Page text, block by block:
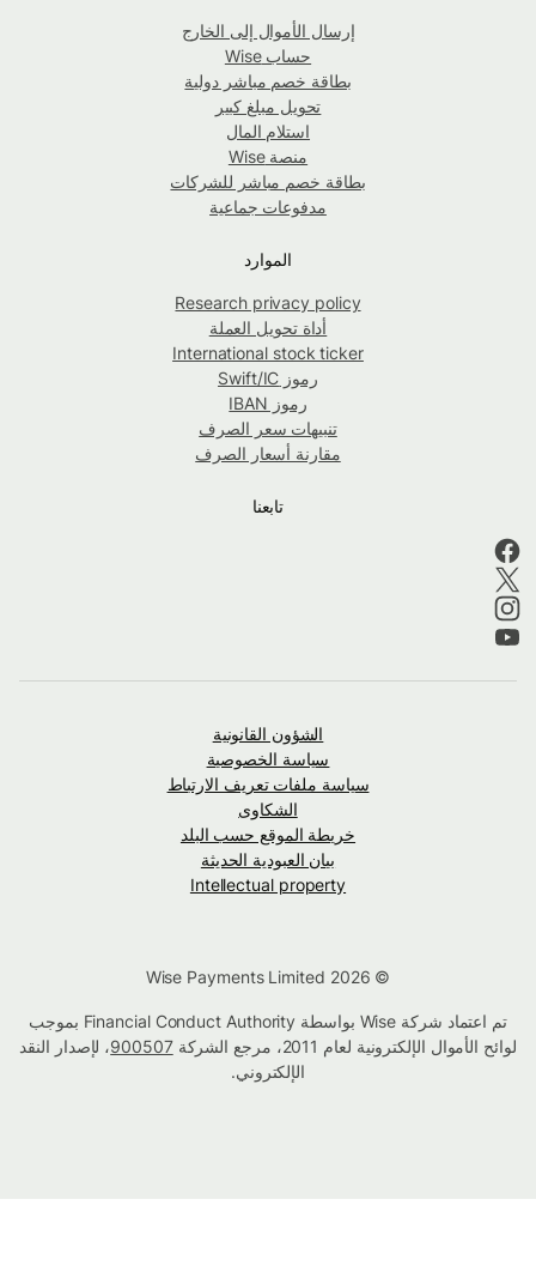
إرسال الأموال إلى الخارج
حساب Wise
بطاقة خصم مباشر دولية
تحويل مبلغ كبير
استلام المال
منصة Wise
بطاقة خصم مباشر للشركات
مدفوعات جماعية
الموارد
Research privacy policy
أداة تحويل العملة
International stock ticker
رموز Swift/IC
رموز IBAN
تنبيهات سعر الصرف
مقارنة أسعار الصرف
تابعنا
الشؤون القانونية
سياسة الخصوصية
سياسة ملفات تعريف الارتباط
الشكاوى
خريطة الموقع حسب البلد
بيان العبودية الحديثة
Intellectual property
تم اعتماد شركة Wise بواسطة Financial Conduct Authority بموجب
لوائح الأموال الإلكترونية لعام 2011، مرجع الشركة
900507، لإصدار النقد
الإلكتروني.